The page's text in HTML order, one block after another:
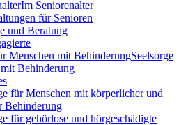
Im Seniorenalter
für Senioren
und Beratung
Seelsorge
Behinderung
für Menschen mit körperlicher und
Behinderung
für gehörlose und hörgeschädigte